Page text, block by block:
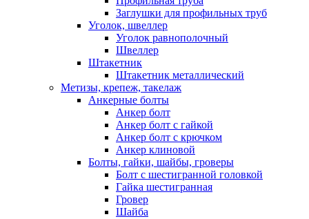
Заглушки для профильных труб
Уголок, швеллер
Уголок равнополочный
Швеллер
Штакетник
Штакетник металлический
Метизы, крепеж, такелаж
Анкерные болты
Анкер болт
Анкер болт с гайкой
Анкер болт с крючком
Анкер клиновой
Болты, гайки, шайбы, гроверы
Болт c шестигранной головкой
Гайка шестигранная
Гровер
Шайба